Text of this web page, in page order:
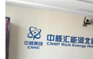
江苏省连
江苏省连云港市
完成2022年12月